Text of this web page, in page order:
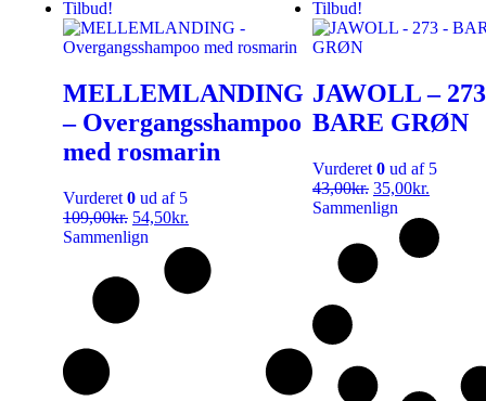
Tilbud!
MELLEMLANDING
– Overgangsshampoo
med rosmarin
Vurderet 0 ud af 5
109,00kr. 54,50kr.
Sammenlign
Tilbud!
JAWOLL –
BARE GRØN
Vurderet 0 ud af 5
43,00kr. 35,00kr.
Sammenlign